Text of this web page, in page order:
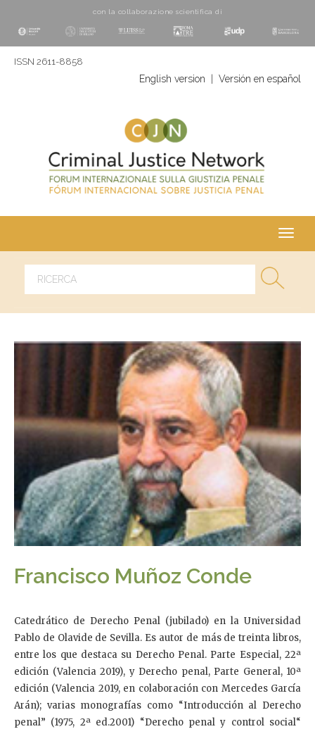
con la collaborazione scientifica di
ISSN 2611-8858
English version Versión en español
Francisco Muñoz Conde
Catedrático de Derecho Penal (jubilado) en la Universidad
Pablo de Olavide de Sevilla. Es autor de más de treinta libros,
entre los que destaca su Derecho Penal. Parte Especial, 22ª
edición (Valencia 2019), y Derecho penal, Parte General, 10ª
edición (Valencia 2019, en colaboración con Mercedes García
Arán); varias monografías como “Introducción al Derecho
penal” (1975, 2ª ed.2001) “Derecho penal y control social“